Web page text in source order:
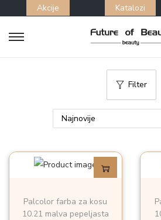
Akcije Katalozi
S
t
o
S
t
o
Filter
Palcolor farba za kosu
10.21 malva pepeljasta